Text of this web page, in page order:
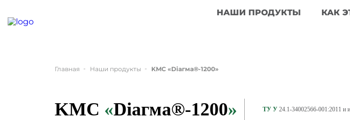
НАШИ ПРОДУКТЫ КАК
Главная Наши продукты KMC «Dіагма®-1200»
KMC «Dіагма®-1200» ТУ У 24.1-34002566-001:2011 и